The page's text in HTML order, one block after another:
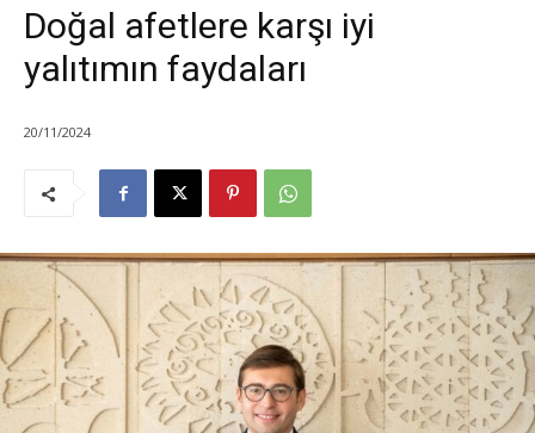
Doğal afetlere karşı iyi
yalıtımın faydaları
20/11/2024